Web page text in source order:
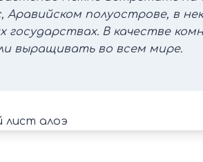
Аравийском полуострове, в
государствах. В качестве
выращивать во всем мире.